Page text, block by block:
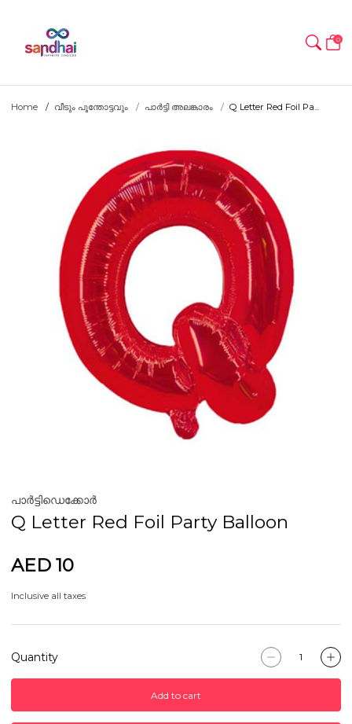
0
Home വീടും പൂന്തോട്ടവും പാർട്ടി അലങ്കാരം Q Letter Red Foil Pa...
പാർട്ടിഡെക്കോർ
Q Letter Red Foil Party Balloon
AED 10
Inclusive all taxes
Quantity
Add to cart